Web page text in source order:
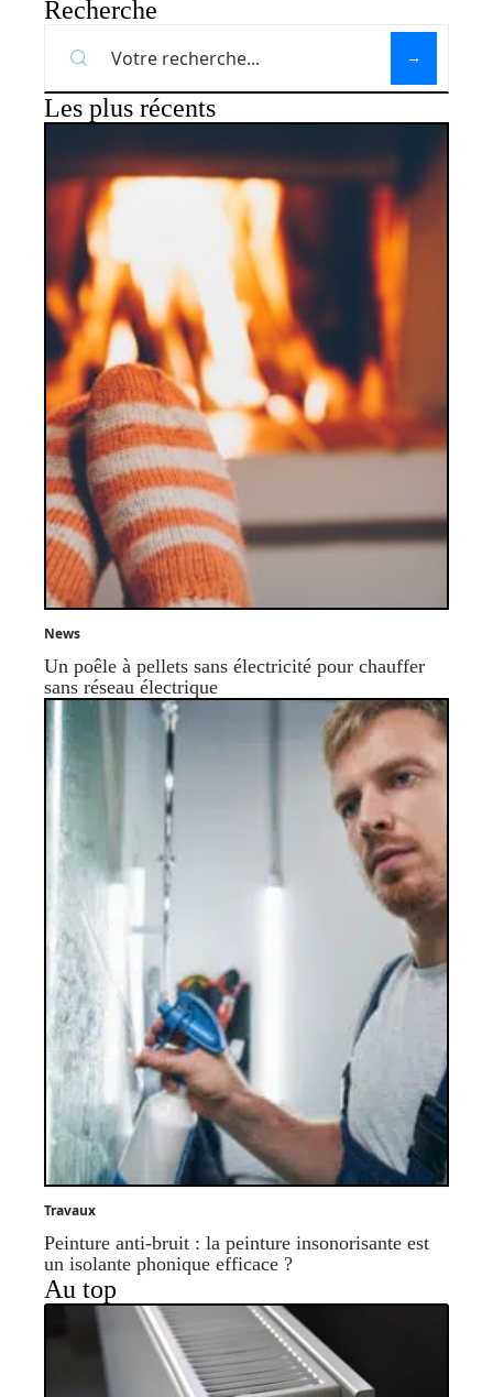
Recherche
Les plus récents
News
Un poêle à pellets sans électricité pour chauffer
sans réseau électrique
Travaux
Peinture anti-bruit : la peinture insonorisante est
un isolante phonique efficace ?
Au top